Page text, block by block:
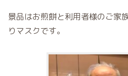
景品はお煎餅と利用者様のご家
りマスクです。